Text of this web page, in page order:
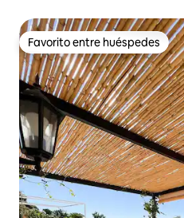
Favorito entre huéspedes
Favorito entre huéspedes